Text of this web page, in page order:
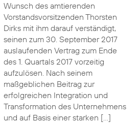
Wunsch des amtierenden
Vorstandsvorsitzenden Thorsten
Dirks mit ihm darauf verständigt,
seinen zum 30. September 2017
auslaufenden Vertrag zum Ende
des 1. Quartals 2017 vorzeitig
aufzulösen. Nach seinem
maßgeblichen Beitrag zur
erfolgreichen Integration und
Transformation des Unternehmens
und auf Basis einer starken […]